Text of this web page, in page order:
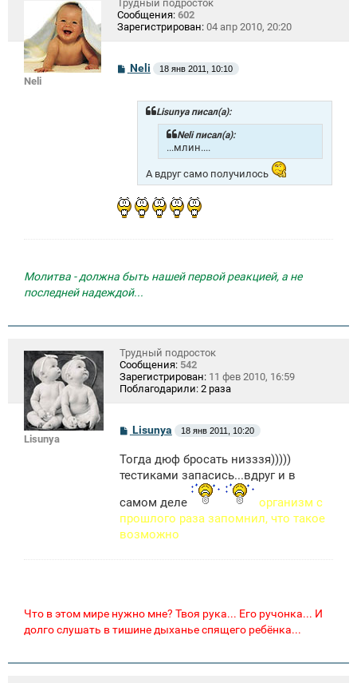
Neli
Трудный подросток
Сообщения: 602
Зарегистрирован: 04 апр 2010, 20:20
С
о
Neli 18 янв 2011, 10:10
Lisunya писал(а):
Neli писал(а):
...млин....
А вдруг само получилось
Молитва - должна быть нашей первой реакцией, а не
последней надеждой...
Lisunya
Трудный подросток
Сообщения: 542
Зарегистрирован: 11 фев 2010, 16:59
Поблагодарили: 2 раза
С
б
щ
и
е
Lisunya 18 янв 2011, 10:20
Тогда дюф бросать низззя)))))
тестиками запасись...вдруг и в
самом деле
организм с
прошлого раза запомнил, что такое
возможно
Что в этом мире нужно мне? Твоя рука... Его ручонка... И
долго слушать в тишине дыханье спящего ребёнка...